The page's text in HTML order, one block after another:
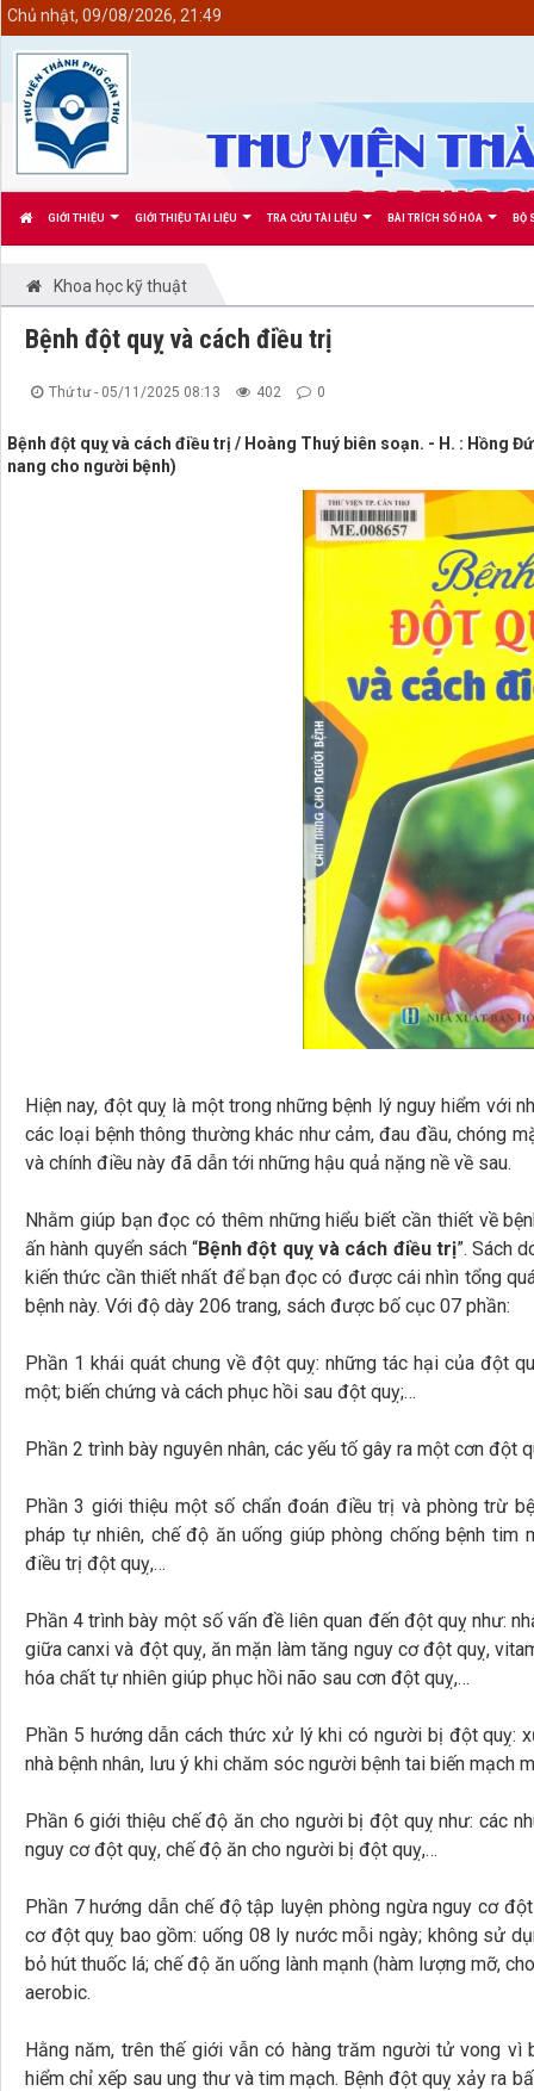
GIỚI THIỆU GIỚI THIỆU TÀI LIỆU TRA CỨU TÀI LIỆU BÀI TRÍCH SỐ HÓA BỘ
Chủ nhật, 09/08/2026, 21:49
Khoa học kỹ thuật
Bệnh đột quỵ và cách điều trị
Thứ tư - 05/11/2025 08:13 402 0
Bệnh đột quỵ và cách điều trị / Hoàng Thuý biên soạn. - H. : Hồng
nang cho người bệnh)
Hiện nay, đột quỵ là một trong những bệnh lý nguy hiểm với
các loại bệnh thông thường khác như cảm, đau đầu, chóng
và chính điều này đã dẫn tới những hậu quả nặng nề về sau.
Nhằm giúp bạn đọc có thêm những hiểu biết cần thiết về
ấn hành quyển sách “Bệnh đột quỵ và cách điều trị”. Sách
kiến thức cần thiết nhất để bạn đọc có được cái nhìn tổng
bệnh này. Với độ dày 206 trang, sách được bố cục 07 phần:
Phần 1 khái quát chung về đột quỵ: những tác hại của đột
một; biến chứng và cách phục hồi sau đột quỵ;…
Phần 2 trình bày nguyên nhân, các yếu tố gây ra một cơn đột
Phần 3 giới thiệu một số chẩn đoán điều trị và phòng trừ
pháp tự nhiên, chế độ ăn uống giúp phòng chống bệnh
điều trị đột quỵ,…
Phần 4 trình bày một số vấn đề liên quan đến đột quỵ như:
giữa canxi và đột quỵ, ăn mặn làm tăng nguy cơ đột quỵ,
hóa chất tự nhiên giúp phục hồi não sau cơn đột quỵ,…
Phần 5 hướng dẫn cách thức xử lý khi có người bị đột quỵ:
nhà bệnh nhân, lưu ý khi chăm sóc người bệnh tai biến mạch
Phần 6 giới thiệu chế độ ăn cho người bị đột quỵ như: các
nguy cơ đột quỵ, chế độ ăn cho người bị đột quỵ,…
Phần 7 hướng dẫn chế độ tập luyện phòng ngừa nguy cơ
cơ đột quỵ bao gồm: uống 08 ly nước mỗi ngày; không sử
bỏ hút thuốc lá; chế độ ăn uống lành mạnh (hàm lượng mỡ,
aerobic.
Hằng năm, trên thế giới vẫn có hàng trăm người tử vong vì
hiểm chỉ xếp sau ung thư và tim mạch. Bệnh đột quỵ xảy ra
<